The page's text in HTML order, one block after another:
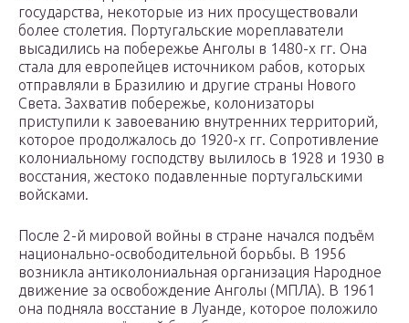
государства, некоторые из них просуществовали
более столетия. Португальские мореплаватели
высадились на побережье Анголы в 1480-х гг. Она
стала для европейцев источником рабов, которых
отправляли в Бразилию и другие страны Нового
Света. Захватив побережье, колонизаторы
приступили к завоеванию внутренних территорий,
которое продолжалось до 1920-х гг. Сопротивление
колониальному господству вылилось в 1928 и 1930 в
восстания, жестоко подавленные португальскими
войсками.
После 2-й мировой войны в стране начался подъём
национально-освободительной борьбы. В 1956
возникла антиколониальная организация Народное
движение за освобождение Анголы (МПЛА). В 1961
она подняла восстание в Луанде, которое положило